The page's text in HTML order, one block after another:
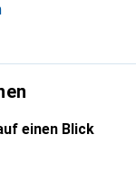
für Ihr
zuverlässige
einen Blick